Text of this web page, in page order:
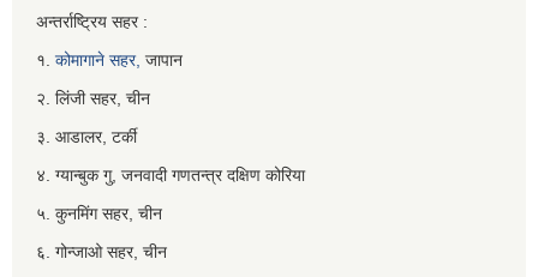
अन्तर्राष्ट्रिय सहर :
१. कोमागाने सहर, जापान
२. लिंजी सहर, चीन
३. आडालर, टर्की
४. ग्यान्बुक गु, जनवादी गणतन्त्र दक्षिण कोरिया
५. कुनमिंग सहर, चीन
६. गोन्जाओ सहर, चीन